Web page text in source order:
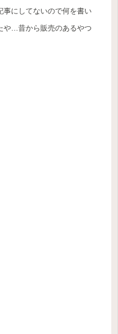
事にしてないので何を書い
や…昔から販売のあるやつ